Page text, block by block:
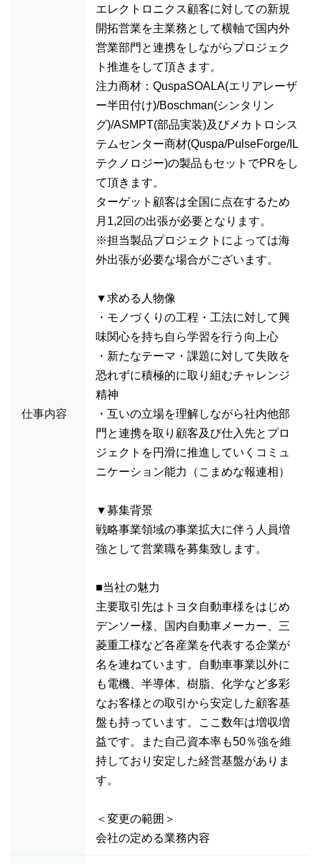
仕事内容
エレクトロニクス顧客に対しての新規
開拓営業を主業務として横軸で国内外
営業部門と連携をしながらプロジェク
ト推進をして頂きます。
注力商材：QuspaSOALA(エリアレーザ
ー半田付け)/Boschman(シンタリン
グ)/ASMPT(部品実装)及びメカトロシス
テムセンター商材(Quspa/PulseForge/IL
テクノロジー)の製品もセットでPRをし
て頂きます。
ターゲット顧客は全国に点在するため
月1,2回の出張が必要となります。
※担当製品プロジェクトによっては海
外出張が必要な場合がございます。
▼求める人物像
・モノづくりの工程・工法に対して興
味関心を持ち自ら学習を行う向上心
・新たなテーマ・課題に対して失敗を
恐れずに積極的に取り組むチャレンジ
精神
・互いの立場を理解しながら社内他部
門と連携を取り顧客及び仕入先とプロ
ジェクトを円滑に推進していくコミュ
ニケーション能力（こまめな報連相）
▼募集背景
戦略事業領域の事業拡大に伴う人員増
強として営業職を募集致します。
■当社の魅力
主要取引先はトヨタ自動車様をはじめ
デンソー様、国内自動車メーカー、三
菱重工様など各産業を代表する企業が
名を連ねています。自動車事業以外に
も電機、半導体、樹脂、化学など多彩
なお客様との取引から安定した顧客基
盤も持っています。ここ数年は増収増
益です。また自己資本率も50％強を維
持しており安定した経営基盤がありま
す。
＜変更の範囲＞
会社の定める業務内容